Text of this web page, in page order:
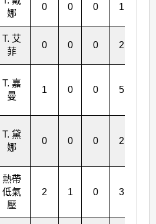
娜
0 0 0 1
T. 艾
菲
0 0 0 2
T. 嘉
曼
1 0 0 5
T. 黛
娜
0 0 0 2
熱帶
低氣
壓
2 1 0 3